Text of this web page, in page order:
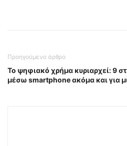
Προηγούμενο άρθρο
Το ψηφιακό χρήμα κυριαρχεί: 9
μέσω smartphone ακόμα και για